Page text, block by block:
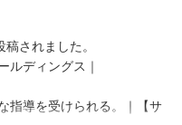
されました。
ルディングス｜
指導を受けられる。｜【サ